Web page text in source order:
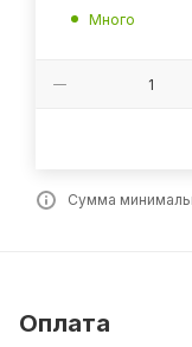
Много
Сумма
Оплата